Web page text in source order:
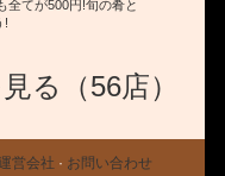
全てが500円!旬の肴と
!
る（56店）
営会社 · お問い合わせ